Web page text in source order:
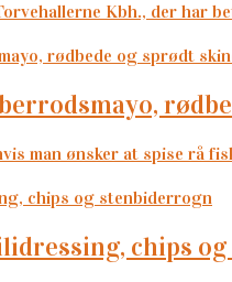
Kbh., der har
man ønsker at spise rå
chips